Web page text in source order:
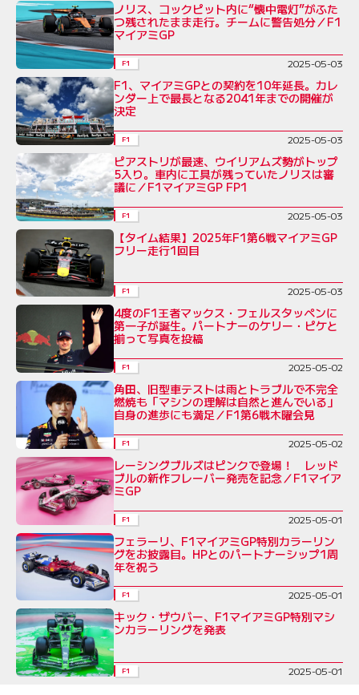
ノリス、コックピット内に“懐中電灯”がふた
つ残されたまま走行。チームに警告処分／F1
マイアミGP
F1 2025-05-03
F1、マイアミGPとの契約を10年延長。カレ
ンダー上で最長となる2041年までの開催が
決定
F1 2025-05-03
ピアストリが最速、ウイリアムズ勢がトップ
5入り。車内に工具が残っていたノリスは審
議に／F1マイアミGP FP1
F1 2025-05-03
【タイム結果】2025年F1第6戦マイアミGP
フリー走行1回目
F1 2025-05-03
4度のF1王者マックス・フェルスタッペンに
第一子が誕生。パートナーのケリー・ピケと
揃って写真を投稿
F1 2025-05-02
角田、旧型車テストは雨とトラブルで不完全
燃焼も「マシンの理解は自然と進んでいる」
自身の進歩にも満足／F1第6戦木曜会見
F1 2025-05-02
レーシングブルズはピンクで登場！ レッド
ブルの新作フレーバー発売を記念／F1マイア
ミGP
F1 2025-05-01
フェラーリ、F1マイアミGP特別カラーリン
グをお披露目。HPとのパートナーシップ1周
年を祝う
F1 2025-05-01
キック・ザウバー、F1マイアミGP特別マシ
ンカラーリングを発表
F1 2025-05-01